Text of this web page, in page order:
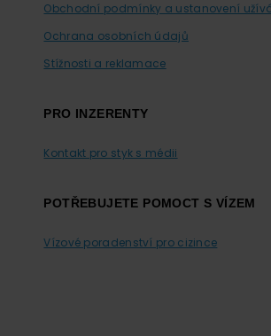
Obchodní podmínky a ustanovení
Ochrana osobních údajů
Stížnosti a reklamace
PRO INZERENTY
Kontakt pro styk s médii
POTŘEBUJETE POMOCT S VÍZEM
Vízové poradenství pro cizince